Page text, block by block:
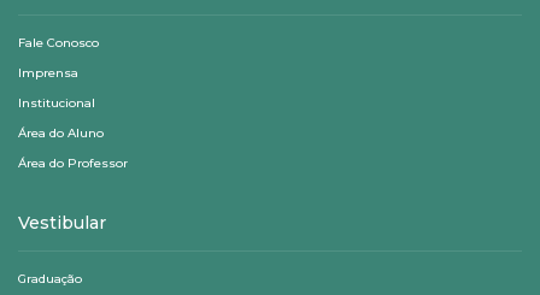
Fale Conosco
Imprensa
Institucional
Área do Aluno
Área do Professor
Vestibular
Graduação